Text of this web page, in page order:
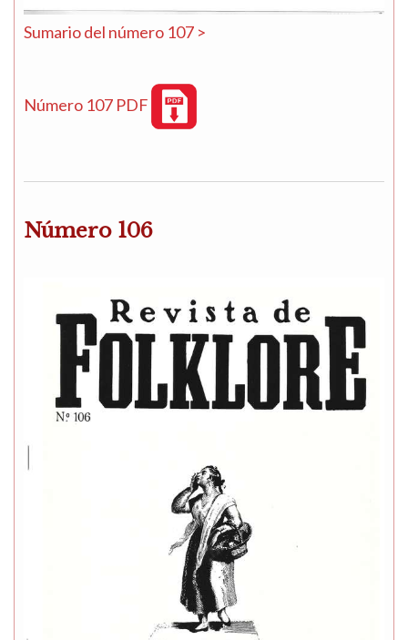
Sumario del número 107 >
Número 107 PDF
Número 106